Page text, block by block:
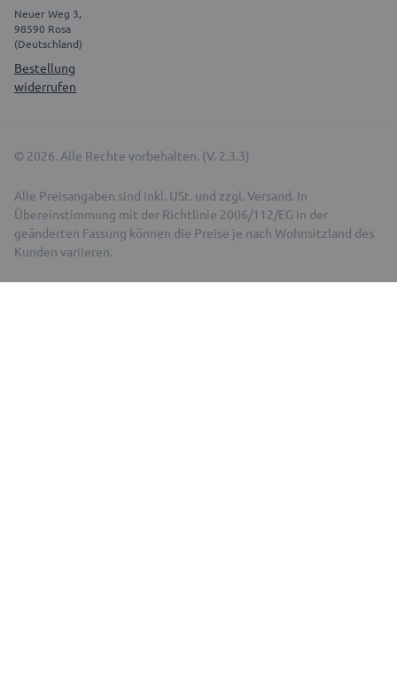
Neuer Weg 3,
98590 Rosa
(Deutschland)
Bestellung
widerrufen
© 2026. Alle Rechte vorbehalten. (V. 2.3.3)
Alle Preisangaben sind inkl. USt. und zzgl. Versand. In
Übereinstimmung mit der Richtlinie 2006/112/EG in der
geänderten Fassung können die Preise je nach Wohnsitzland des
Kunden variieren.